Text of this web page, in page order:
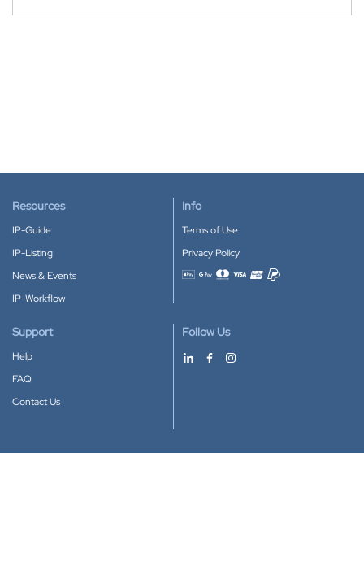
Resources
IP-Guide
IP-Listing
News & Events
IP-Workflow
Info
Terms of Use
Privacy Policy
Accepted payment methods
Support
Help
FAQ
Contact Us
Follow Us